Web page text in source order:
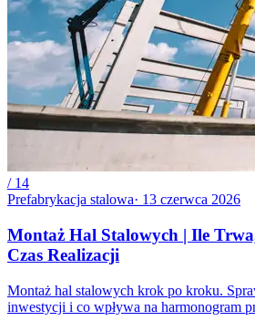
/ 14
Prefabrykacja stalowa· 13 czerwca 2026
Montaż Hal Stalowych | Ile
Czas Realizacji
Montaż hal stalowych krok po kroku.
inwestycji i co wpływa na harmonogram